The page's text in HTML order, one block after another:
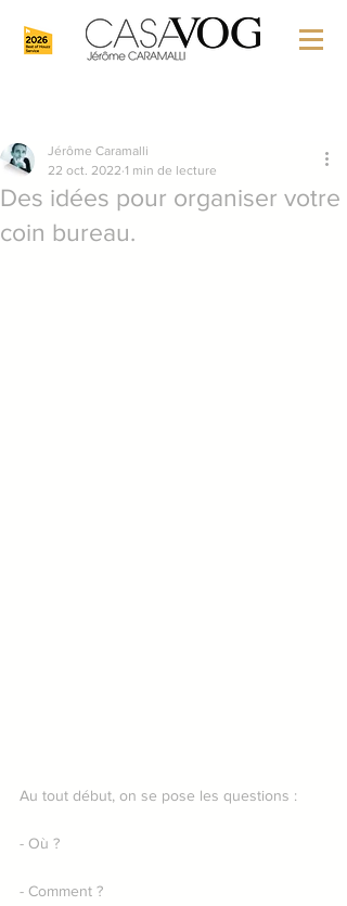
Des idées pour organiser votre
coin bureau.
Jérôme Caramalli
22 oct. 2022 1 min de lecture
Au tout début, on se pose les questions :
- Où ?
- Comment ?